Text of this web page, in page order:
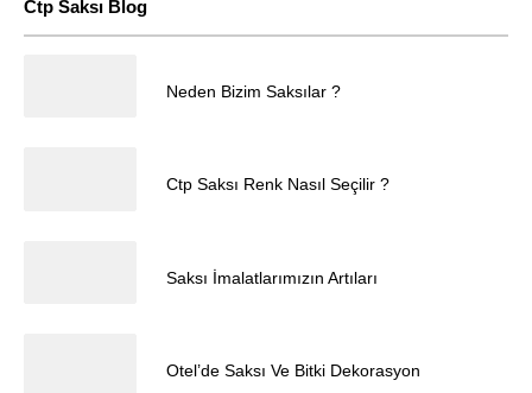
Ctp Saksı Blog
Neden Bizim Saksılar ?
Ctp Saksı Renk Nasıl Seçilir ?
Saksı İmalatlarımızın Artıları
Otel’de Saksı Ve Bitki Dekorasyon
Müşteri Temsilcisi